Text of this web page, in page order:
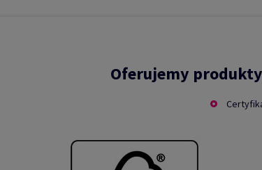
Oferujemy